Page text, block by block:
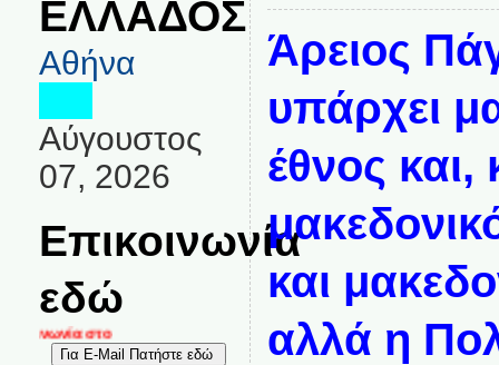
ΕΛΛΑΔΟΣ
Αθήνα
Αύγουστος
07, 2026
Επικοινωνία
εδώ
στο
Άρειος
υπάρχει
έθνος και,
και
αλλά η